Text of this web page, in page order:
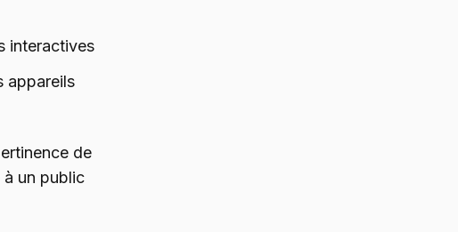
interactives
appareils
de
un public